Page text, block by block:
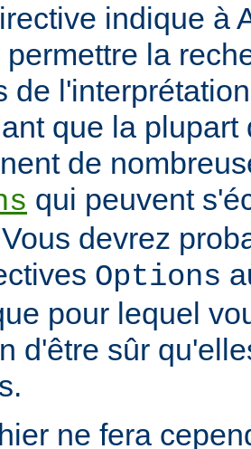
indique à
la
de
que la
de
qui peuvent
devrez
Options
pour lequel
d'être sûr
ne fera